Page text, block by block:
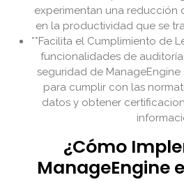
experimentan una reducción
en la productividad que se
**Facilita el Cumplimiento de
funcionalidades de
seguridad de
para cumplir con las
datos y obtener
¿Cómo
ManageEngine